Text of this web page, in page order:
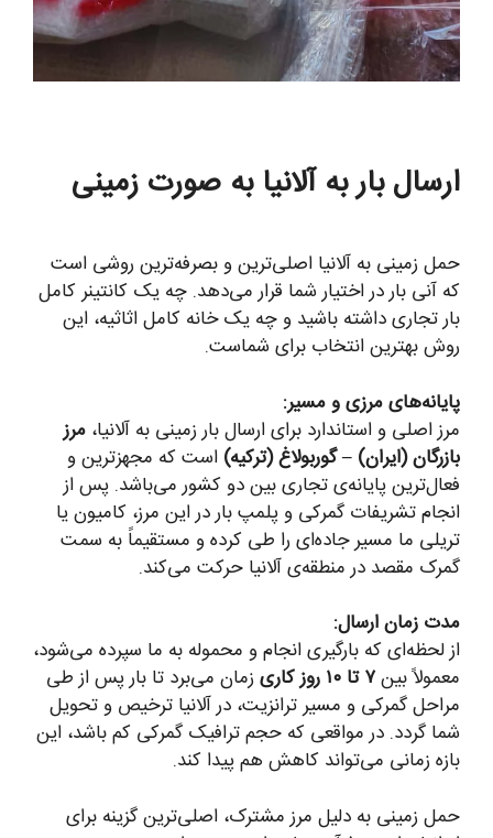
ارسال بار به آلانیا به صورت زمینی
حمل زمینی به آلانیا اصلی‌ترین و بصرفه‌ترین روشی است
که آنی بار در اختیار شما قرار می‌دهد. چه یک کانتینر کامل
بار تجاری داشته باشید و چه یک خانه کامل اثاثیه، این
روش بهترین انتخاب برای شماست.
پایانه‌های مرزی و مسیر:
مرز اصلی و استاندارد برای ارسال بار زمینی به آلانیا، مرز
بازرگان (ایران) – گوربولاغ (ترکیه) است که مجهزترین و
فعال‌ترین پایانه‌ی تجاری بین دو کشور می‌باشد. پس از
انجام تشریفات گمرکی و پلمپ بار در این مرز، کامیون یا
تریلی ما مسیر جاده‌ای را طی کرده و مستقیماً به سمت
گمرک مقصد در منطقه‌ی آلانیا حرکت می‌کند.
مدت زمان ارسال:
از لحظه‌ای که بارگیری انجام و محموله به ما سپرده می‌شود،
معمولاً بین۷ تا ۱۰ روز کاری
زمان می‌برد تا بار پس از طی
مراحل گمرکی و مسیر ترانزیت، در آلانیا ترخیص و تحویل
شما گردد. در مواقعی که حجم ترافیک گمرکی کم باشد، این
بازه زمانی می‌تواند کاهش هم پیدا کند.
حمل زمینی به دلیل مرز مشترک، اصلی‌ترین گزینه برای